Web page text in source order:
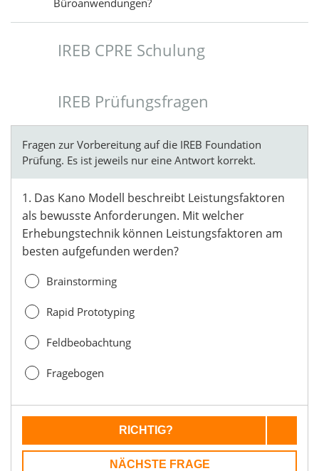
IREB CPRE Schulung
IREB Prüfungsfragen
Fragen zur Vorbereitung auf die IREB Foundation
Prüfung. Es ist jeweils nur eine Antwort korrekt.
1. Das Kano Modell beschreibt Leistungsfaktoren
als bewusste Anforderungen. Mit welcher
Erhebungstechnik können Leistungsfaktoren am
besten aufgefunden werden?
Brainstorming
Rapid Prototyping
Feldbeobachtung
Fragebogen
RICHTIG?
NÄCHSTE FRAGE